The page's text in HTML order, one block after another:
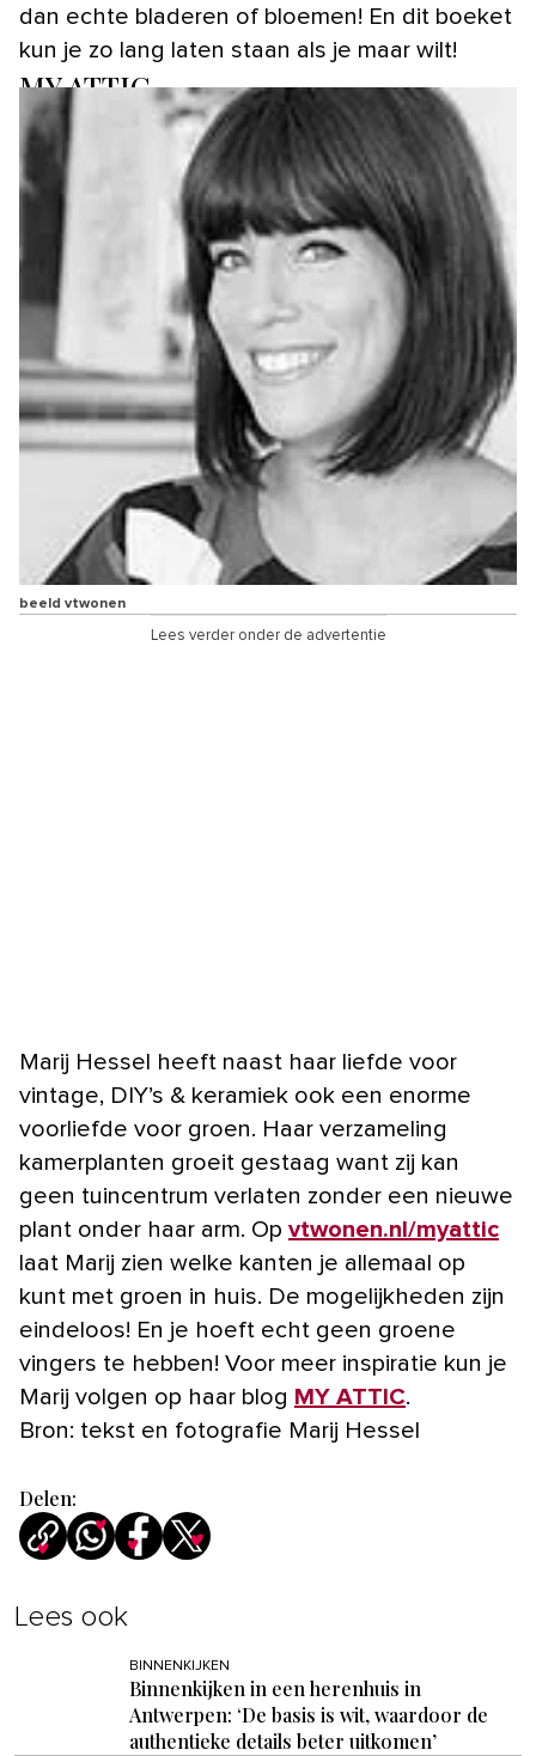
dan echte bladeren of bloemen! En dit boeket
kun je zo lang laten staan als je maar wilt!
MY ATTIC
beeld vtwonen
Lees verder onder de advertentie
Marij Hessel heeft naast haar liefde voor
vintage, DIY’s & keramiek ook een enorme
voorliefde voor groen. Haar verzameling
kamerplanten groeit gestaag want zij kan
geen tuincentrum verlaten zonder een nieuwe
plant onder haar arm. Op vtwonen.nl/myattic
laat Marij zien welke kanten je allemaal op
kunt met groen in huis. De mogelijkheden zijn
eindeloos! En je hoeft echt geen groene
vingers te hebben! Voor meer inspiratie kun je
Marij volgen op haar blog MY ATTIC.
Bron: tekst en fotografie Marij Hessel
Delen:
Lees ook
BINNENKIJKEN
Binnenkijken in een herenhuis in
Antwerpen: ‘De basis is wit, waardoor de
authentieke details beter uitkomen’